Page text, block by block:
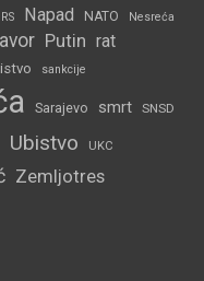
Napad NATO Nesreća
Putin rat
sankcije
Sarajevo smrt SNSD
Ubistvo UKC
Zemljotres